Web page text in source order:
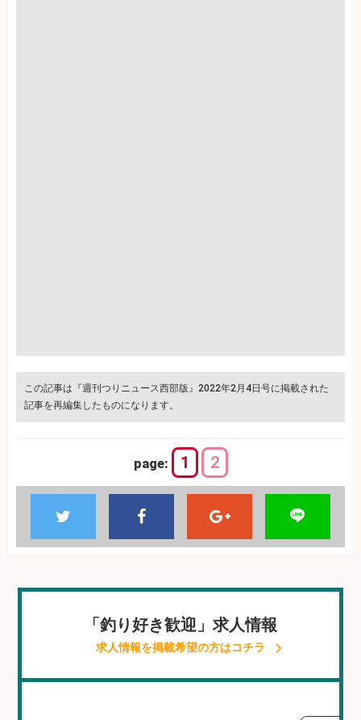
この記事は『週刊つりニュース西部版』2022年2月4日号に掲載された
記事を再編集したものになります。
page: 1 2
「釣り好き歓迎」求人情報
求人情報を掲載希望の方はコチラ